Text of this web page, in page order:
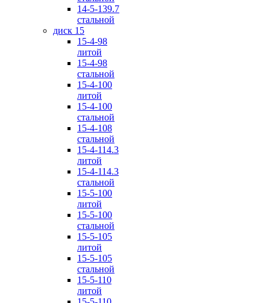
14-5-139.7
стальной
диск 15
15-4-98
литой
15-4-98
стальной
15-4-100
литой
15-4-100
стальной
15-4-108
стальной
15-4-114.3
литой
15-4-114.3
стальной
15-5-100
литой
15-5-100
стальной
15-5-105
литой
15-5-105
стальной
15-5-110
литой